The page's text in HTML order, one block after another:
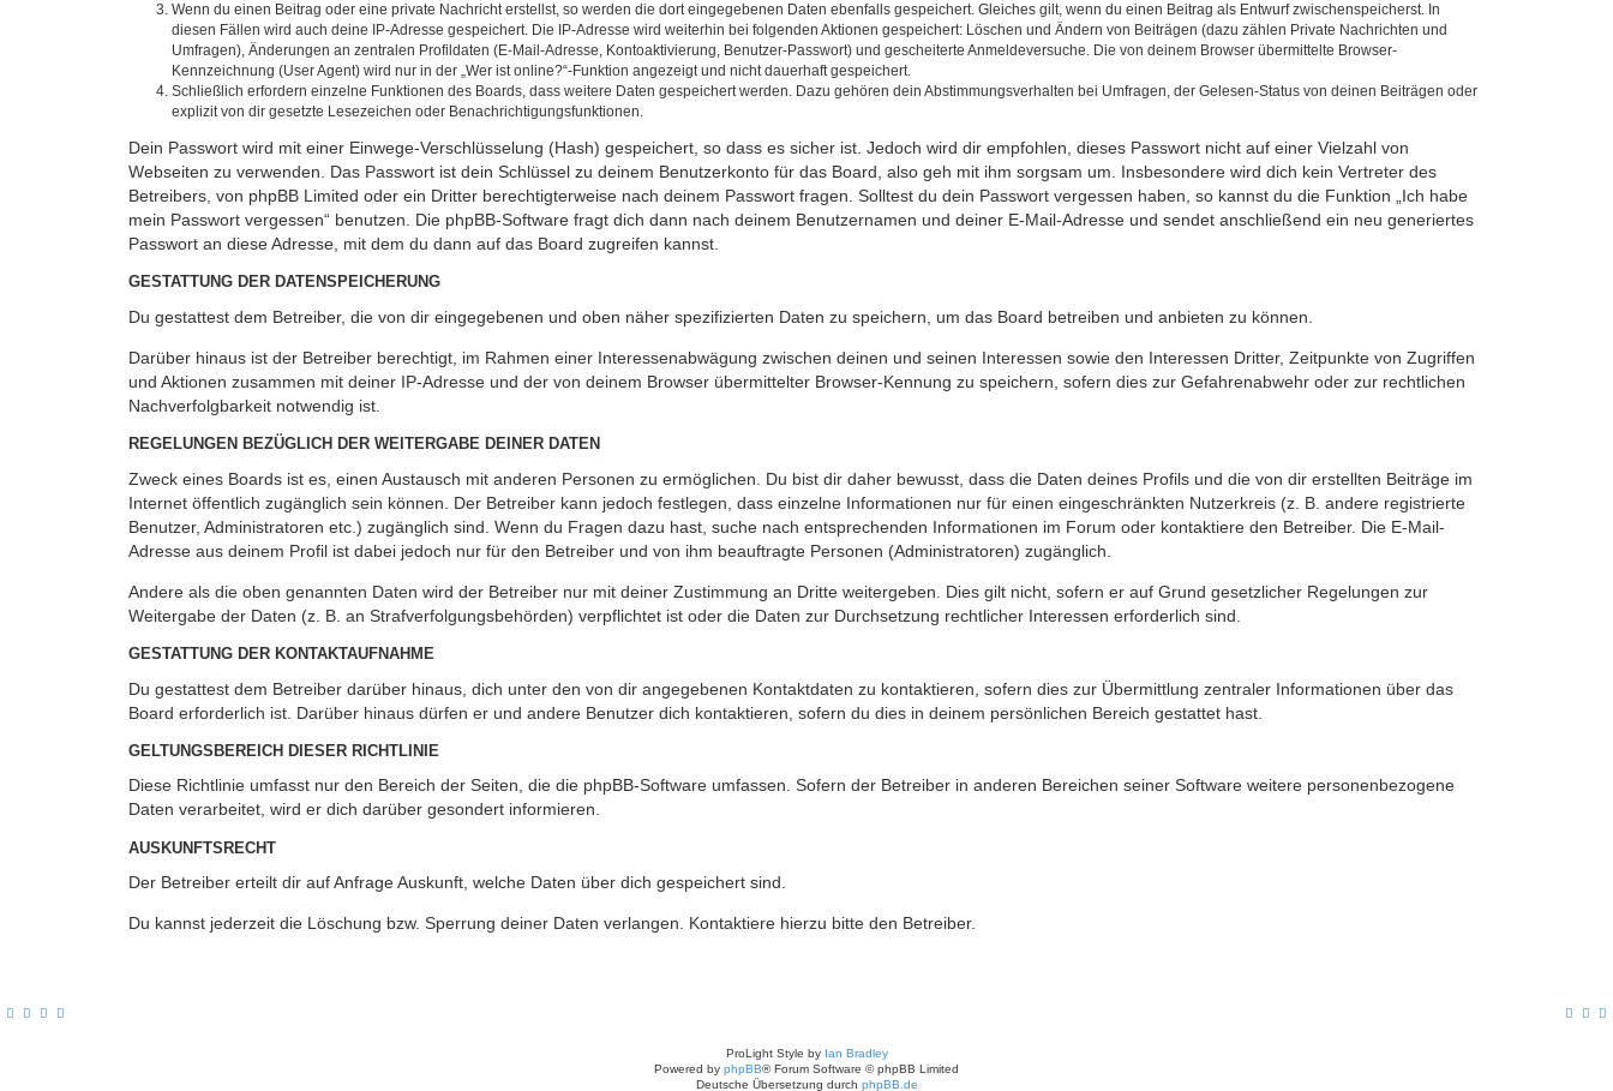
Wenn du einen Beitrag oder eine private Nachricht erstellst, so werden die dort eingegebenen Daten ebenfalls gespeichert. Gleiches gilt, wenn du einen Beitrag als Entwurf zwischenspeicherst. In
diesen Fällen wird auch deine IP-Adresse gespeichert. Die IP-Adresse wird weiterhin bei folgenden Aktionen gespeichert: Löschen und Ändern von Beiträgen (dazu zählen Private Nachrichten und
Umfragen), Änderungen an zentralen Profildaten (E-Mail-Adresse, Kontoaktivierung, Benutzer-Passwort) und gescheiterte Anmeldeversuche. Die von deinem Browser übermittelte Browser-
Kennzeichnung (User Agent) wird nur in der „Wer ist online?“-Funktion angezeigt und nicht dauerhaft gespeichert.
Schließlich erfordern einzelne Funktionen des Boards, dass weitere Daten gespeichert werden. Dazu gehören dein Abstimmungsverhalten bei Umfragen, der Gelesen-Status von deinen Beiträgen oder
explizit von dir gesetzte Lesezeichen oder Benachrichtigungsfunktionen.
Dein Passwort wird mit einer Einwege-Verschlüsselung (Hash) gespeichert, so dass es sicher ist. Jedoch wird dir empfohlen, dieses Passwort nicht auf einer Vielzahl von
Webseiten zu verwenden. Das Passwort ist dein Schlüssel zu deinem Benutzerkonto für das Board, also geh mit ihm sorgsam um. Insbesondere wird dich kein Vertreter des
Betreibers, von phpBB Limited oder ein Dritter berechtigterweise nach deinem Passwort fragen. Solltest du dein Passwort vergessen haben, so kannst du die Funktion „Ich habe
mein Passwort vergessen“ benutzen. Die phpBB-Software fragt dich dann nach deinem Benutzernamen und deiner E-Mail-Adresse und sendet anschließend ein neu generiertes
Passwort an diese Adresse, mit dem du dann auf das Board zugreifen kannst.
GESTATTUNG DER DATENSPEICHERUNG
Du gestattest dem Betreiber, die von dir eingegebenen und oben näher spezifizierten Daten zu speichern, um das Board betreiben und anbieten zu können.
Darüber hinaus ist der Betreiber berechtigt, im Rahmen einer Interessenabwägung zwischen deinen und seinen Interessen sowie den Interessen Dritter, Zeitpunkte von Zugriffen
und Aktionen zusammen mit deiner IP-Adresse und der von deinem Browser übermittelter Browser-Kennung zu speichern, sofern dies zur Gefahrenabwehr oder zur rechtlichen
Nachverfolgbarkeit notwendig ist.
REGELUNGEN BEZÜGLICH DER WEITERGABE DEINER DATEN
Zweck eines Boards ist es, einen Austausch mit anderen Personen zu ermöglichen. Du bist dir daher bewusst, dass die Daten deines Profils und die von dir erstellten Beiträge im
Internet öffentlich zugänglich sein können. Der Betreiber kann jedoch festlegen, dass einzelne Informationen nur für einen eingeschränkten Nutzerkreis (z. B. andere registrierte
Benutzer, Administratoren etc.) zugänglich sind. Wenn du Fragen dazu hast, suche nach entsprechenden Informationen im Forum oder kontaktiere den Betreiber. Die E-Mail-
Adresse aus deinem Profil ist dabei jedoch nur für den Betreiber und von ihm beauftragte Personen (Administratoren) zugänglich.
Andere als die oben genannten Daten wird der Betreiber nur mit deiner Zustimmung an Dritte weitergeben. Dies gilt nicht, sofern er auf Grund gesetzlicher Regelungen zur
Weitergabe der Daten (z. B. an Strafverfolgungsbehörden) verpflichtet ist oder die Daten zur Durchsetzung rechtlicher Interessen erforderlich sind.
GESTATTUNG DER KONTAKTAUFNAHME
Du gestattest dem Betreiber darüber hinaus, dich unter den von dir angegebenen Kontaktdaten zu kontaktieren, sofern dies zur Übermittlung zentraler Informationen über das
Board erforderlich ist. Darüber hinaus dürfen er und andere Benutzer dich kontaktieren, sofern du dies in deinem persönlichen Bereich gestattet hast.
GELTUNGSBEREICH DIESER RICHTLINIE
Diese Richtlinie umfasst nur den Bereich der Seiten, die die phpBB-Software umfassen. Sofern der Betreiber in anderen Bereichen seiner Software weitere personenbezogene
Daten verarbeitet, wird er dich darüber gesondert informieren.
AUSKUNFTSRECHT
Der Betreiber erteilt dir auf Anfrage Auskunft, welche Daten über dich gespeichert sind.
Du kannst jederzeit die Löschung bzw. Sperrung deiner Daten verlangen. Kontaktiere hierzu bitte den Betreiber.
ProLight Style by Ian Bradley
Powered by phpBB® Forum Software © phpBB Limited
Deutsche Übersetzung durch phpBB.de